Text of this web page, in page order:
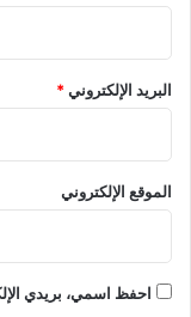
البريد الإلكتروني*
الموقع الإلكتروني
احفظ اسمي، بريدي